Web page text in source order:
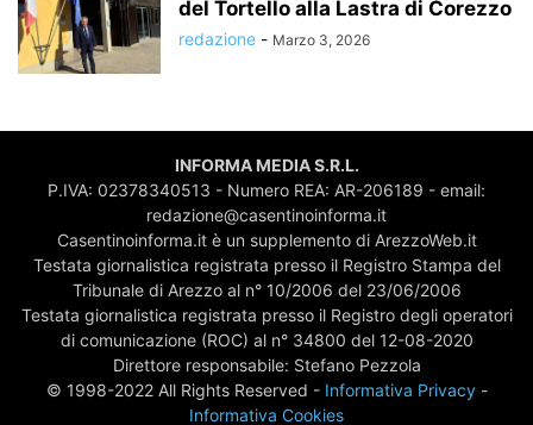
del Tortello alla Lastra di Corezzo
redazione - Marzo 3, 2026
INFORMA MEDIA S.R.L.
P.IVA: 02378340513 - Numero REA: AR-206189 - email:
redazione@casentinoinforma.it
Casentinoinforma.it è un supplemento di ArezzoWeb.it
Testata giornalistica registrata presso il Registro Stampa del
Tribunale di Arezzo al n° 10/2006 del 23/06/2006
Testata giornalistica registrata presso il Registro degli operatori
di comunicazione (ROC) al n° 34800 del 12-08-2020
Direttore responsabile: Stefano Pezzola
© 1998-2022 All Rights Reserved - Informativa Privacy-
Informativa Cookies